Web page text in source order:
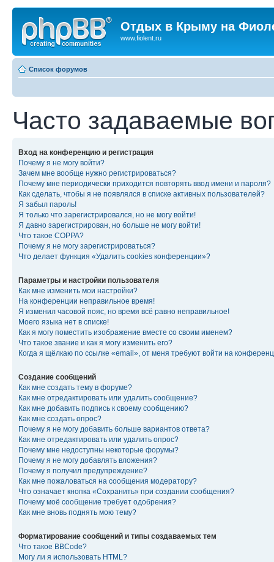
Отдых в Крыму на
www.fiolent.ru
Список форумов
Часто задаваемые
Вход на конференцию и регистрация
Почему я не могу войти?
Зачем мне вообще нужно регистрироваться?
Почему мне периодически приходится повторять ввод имени и пароля?
Как сделать, чтобы я не появлялся в списке активных пользователей?
Я забыл пароль!
Я только что зарегистрировался, но не могу войти!
Я давно зарегистрирован, но больше не могу войти!
Что такое COPPA?
Почему я не могу зарегистрироваться?
Что делает функция «Удалить cookies конференции»?
Параметры и настройки пользователя
Как мне изменить мои настройки?
На конференции неправильное время!
Я изменил часовой пояс, но время всё равно неправильное!
Моего языка нет в списке!
Как я могу поместить изображение вместе со своим именем?
Что такое звание и как я могу изменить его?
Когда я щёлкаю по ссылке «email», от меня требуют войти на
Создание сообщений
Как мне создать тему в форуме?
Как мне отредактировать или удалить сообщение?
Как мне добавить подпись к своему сообщению?
Как мне создать опрос?
Почему я не могу добавить больше вариантов ответа?
Как мне отредактировать или удалить опрос?
Почему мне недоступны некоторые форумы?
Почему я не могу добавлять вложения?
Почему я получил предупреждение?
Как мне пожаловаться на сообщения модератору?
Что означает кнопка «Сохранить» при создании сообщения?
Почему моё сообщение требует одобрения?
Как мне вновь поднять мою тему?
Форматирование сообщений и типы создаваемых тем
Что такое BBCode?
Могу ли я использовать HTML?